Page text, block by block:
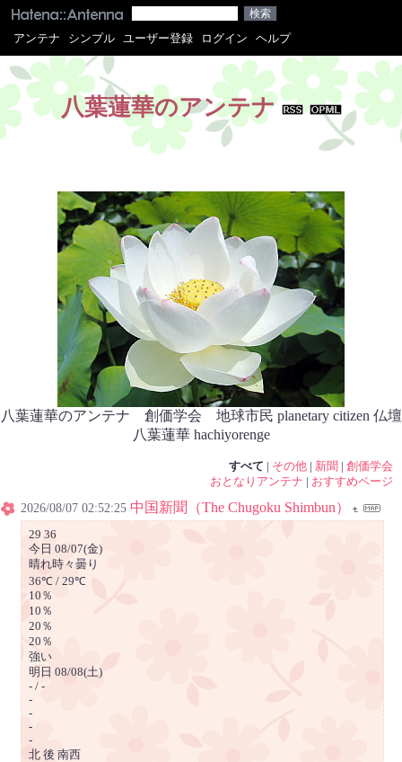
アンテナ シンプル ユーザー登録 ログイン ヘルプ
八葉蓮華のアンテナ
八葉蓮華のアンテナ 創価学会 地球市民 planetary citizen 仏壇
八葉蓮華 hachiyorenge
すべて | その他 | 新聞 | 創価学会
おとなりアンテナ | おすすめページ
2026/08/07 02:52:25 中国新聞（The Chugoku Shimbun）
29 36
今日 08/07(金)
晴れ時々曇り
36℃ / 29℃
10％
10％
20％
20％
強い
明日 08/08(土)
- / -
-
-
-
-
北 後 南西